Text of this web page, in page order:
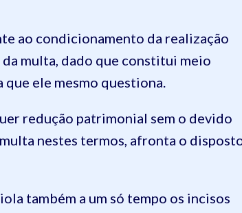
ao condicionamento da realização
multa, dado que constitui meio
ele mesmo questiona.
redução patrimonial sem o devido
nestes termos, afronta o
também a um só tempo os incisos